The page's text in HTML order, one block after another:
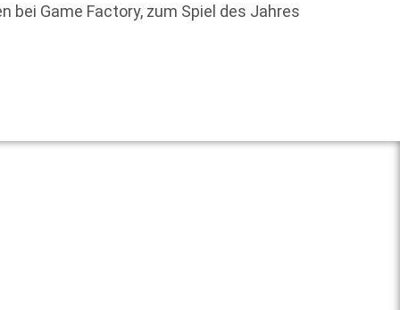
bei Game Factory, zum Spiel des Jahres